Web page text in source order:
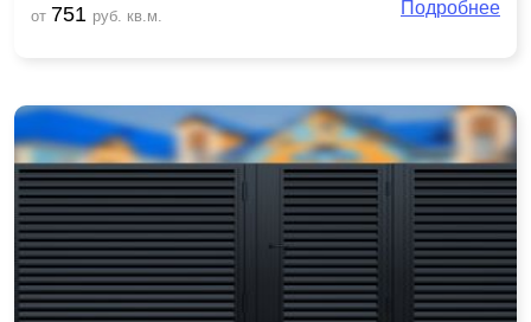
от 751 руб. кв.м. Подробнее